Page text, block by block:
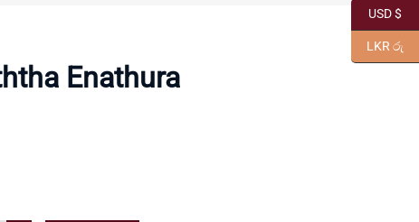
Enathura
USD $
LKR රු